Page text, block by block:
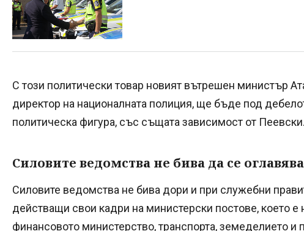
С този политически товар новият вътрешен министър
директор на националната полиция, ще бъде под
политическа фигура, със същата зависимост от Пеевски.
Силовите ведомства не бива да се
Силовите ведомства не бива дори и при служебни
действащи свои кадри на министерски постове, което
финансовото министерство, транспорта, земеделието и